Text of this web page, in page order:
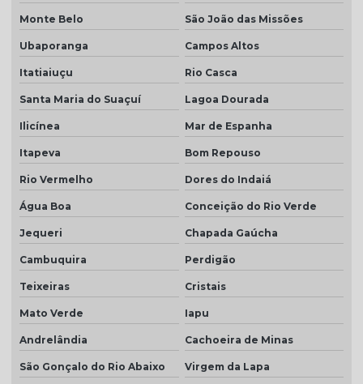
Monte Belo São João das Missões
Ubaporanga Campos Altos
Itatiaiuçu Rio Casca
Santa Maria do Suaçuí Lagoa Dourada
Ilicínea Mar de Espanha
Itapeva Bom Repouso
Rio Vermelho Dores do Indaiá
Água Boa Conceição do Rio Verde
Jequeri Chapada Gaúcha
Cambuquira Perdigão
Teixeiras Cristais
Mato Verde Iapu
Andrelândia Cachoeira de Minas
São Gonçalo do Rio Abaixo Virgem da Lapa